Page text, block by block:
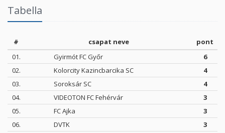
Tabella
# csapat neve
pont
01.
Gyirmót FC Győr
6
02.
Kolorcity Kazincbarcika SC
4
03.
Soroksár SC
4
04.
VIDEOTON FC Fehérvár
3
05.
FC Ajka
3
06.
DVTK
3